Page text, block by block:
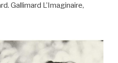
Gallimard L’Imaginaire,